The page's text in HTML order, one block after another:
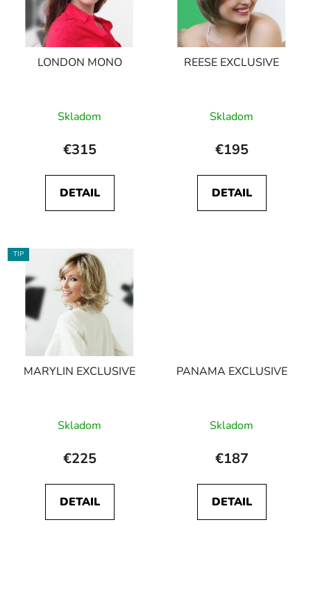
LONDON MONO
Skladom
€315
DETAIL
REESE EXCLUSIVE
Skladom
€195
DETAIL
TIP
MARYLIN EXCLUSIVE
Skladom
€225
DETAIL
PANAMA EXCLUSIVE
Skladom
€187
DETAIL